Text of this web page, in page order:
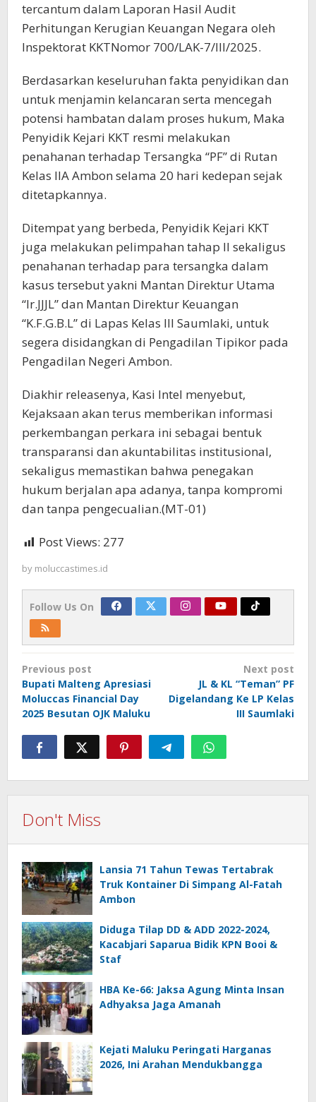
tercantum dalam Laporan Hasil Audit
Perhitungan Kerugian Keuangan Negara oleh
Inspektorat KKTNomor 700/LAK-7/III/2025.
Berdasarkan keseluruhan fakta penyidikan dan
untuk menjamin kelancaran serta mencegah
potensi hambatan dalam proses hukum, Maka
Penyidik Kejari KKT resmi melakukan
penahanan terhadap Tersangka “PF” di Rutan
Kelas IIA Ambon selama 20 hari kedepan sejak
ditetapkannya.
Ditempat yang berbeda, Penyidik Kejari KKT
juga melakukan pelimpahan tahap II sekaligus
penahanan terhadap para tersangka dalam
kasus tersebut yakni Mantan Direktur Utama
“Ir.JJJL” dan Mantan Direktur Keuangan
“K.F.G.B.L” di Lapas Kelas III Saumlaki, untuk
segera disidangkan di Pengadilan Tipikor pada
Pengadilan Negeri Ambon.
Diakhir releasenya, Kasi Intel menyebut,
Kejaksaan akan terus memberikan informasi
perkembangan perkara ini sebagai bentuk
transparansi dan akuntabilitas institusional,
sekaligus memastikan bahwa penegakan
hukum berjalan apa adanya, tanpa kompromi
dan tanpa pengecualian.(MT-01)
Post Views: 277
by moluccastimes.id
Follow Us On
Post
navigation
Previous post
Bupati Malteng Apresiasi
Moluccas Financial Day
2025 Besutan OJK Maluku
Next post
JL & KL “Teman” PF
Digelandang Ke LP Kelas
III Saumlaki
Don't Miss
Lansia 71 Tahun Tewas Tertabrak
Truk Kontainer Di Simpang Al-Fatah
Ambon
Diduga Tilap DD & ADD 2022-2024,
Kacabjari Saparua Bidik KPN Booi &
Staf
HBA Ke-66: Jaksa Agung Minta Insan
Adhyaksa Jaga Amanah
Kejati Maluku Peringati Harganas
2026, Ini Arahan Mendukbangga